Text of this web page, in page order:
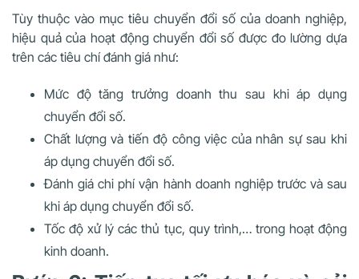
Tùy thuộc vào mục tiêu chuyển đổi số của doanh nghiệp,
hiệu quả của hoạt động chuyển đổi số được đo lường dựa
trên các tiêu chí đánh giá như:
Mức độ tăng trưởng doanh thu sau khi áp dụng
chuyển đổi số.
Chất lượng và tiến độ công việc của nhân sự sau khi
áp dụng chuyển đổi số.
Đánh giá chi phí vận hành doanh nghiệp trước và sau
khi áp dụng chuyển đổi số.
Tốc độ xử lý các thủ tục, quy trình,… trong hoạt động
kinh doanh.